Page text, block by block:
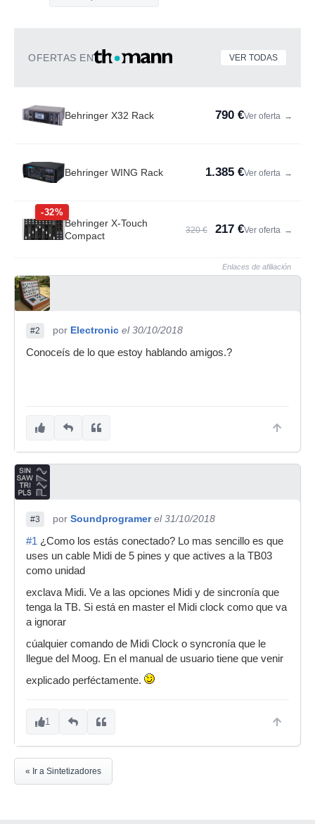
OFERTAS EN VER TODAS
Behringer X32 Rack 790 €Ver oferta →
Behringer WING Rack 1.385 €Ver oferta →
-32%
Behringer X-Touch
Compact
320 € 217 €Ver oferta →
Enlaces de afiliación
#2 por Electronic el 30/10/2018
Conoceís de lo que estoy hablando amigos.?
#3 por Soundprogramer el 31/10/2018
#1 ¿Como los estás conectado? Lo mas sencillo es que
uses un cable Midi de 5 pines y que actives a la TB03
como unidad
exclava Midi. Ve a las opciones Midi y de sincronía que
tenga la TB. Si está en master el Midi clock como que va
a ignorar
cúalquier comando de Midi Clock o syncronía que le
llegue del Moog. En el manual de usuario tiene que venir
explicado perféctamente.
1
« Ir a Sintetizadores